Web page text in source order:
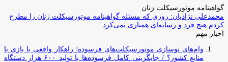
گواهینامه موتورسیکلت زنان
محمدعلی نژادیان: روزی که مسئله گواهینامه موتورسیکلت زنان را مطرح
کردم هیچ فرد و رسانه‌ای همیاری نمی‌کرد
اخبار مهم
وام‌های نوسازی موتورسیکلت‌های فرسوده؛ راهکار واقعی یا بازی با
منابع کشور؟ / جایگزینی کامل فرسوده‌ها با تولید ۶۰۰ هزار دستگاه